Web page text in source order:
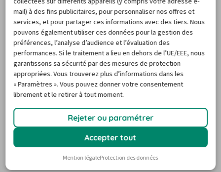
location de votre camion utilitaire en une expérience de
location sereine et fiable.
A titre d’information, voici les catégories et volumes
d’utilitaires selon le volume d’objets à transporter :
Volume Caractéristiques
Camionnette
15 m3
Peut contenir 90 à 100 cartons, idéal
appartement.
Dispose d’une surface pouvant contenir
l’équivalent de 6 euros-palettes.
mail) à des fins publicitaires, pour personnaliser nos offres et
services, et pour partager ces informations avec des tiers. Nous
pouvons également utiliser ces données pour la gestion des
préférences, l’analyse d’audience et l’évaluation des
performances. Si le traitement a lieu en dehors de l’UE/EEE, nous
garantissons sa sécurité par des mesures de protection
appropriées. Vous trouverez plus d’informations dans les
« Paramètres ». Vous pouvez donner votre consentement
librement et le retirer à tout moment.
Rejeter ou paramétrer
Accepter tout
Mention légaleProtection des données